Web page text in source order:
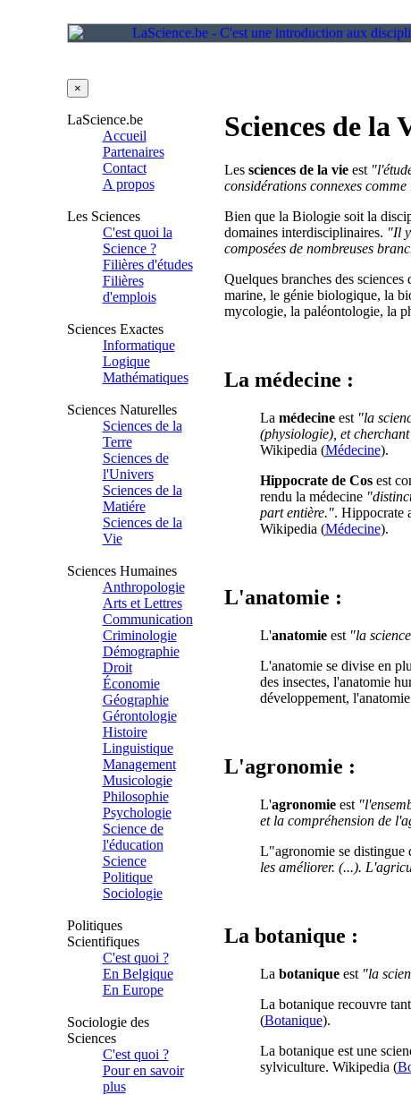
×
LaScience.be
Accueil
Partenaires
Contact
A propos
Les Sciences
C'est quoi la
Science ?
Filières d'études
Filières
d'emplois
Sciences Exactes
Informatique
Logique
Mathématiques
Sciences Naturelles
Sciences de la
Terre
Sciences de
l'Univers
Sciences de la
Matiére
Sciences de la
Vie
Sciences Humaines
Anthropologie
Arts et Lettres
Communication
Criminologie
Démographie
Droit
Économie
Géographie
Gérontologie
Histoire
Linguistique
Management
Musicologie
Philosophie
Psychologie
Science de
l'éducation
Science
Politique
Sociologie
Politiques
Scientifiques
C'est quoi ?
En Belgique
En Europe
Sociologie des
Sciences
C'est quoi ?
Pour en savoir
plus
Sciences de la
Les sciences de la vieest
considérations connexes
Bien que la Biologie soit la
domaines interdisciplinaires. "Il
composées de nombreuses
Quelques branches des
marine, le génie biologique, la
mycologie, la paléontologie, la
La médecine :
La médecineest "la
(physiologie), et
Wikipedia (Médecine).
Hippocrate de Cosest
rendu la médecine
part entière.". Hippocrate
Wikipedia (Médecine).
L'anatomie :
L'anatomieest "la
L'anatomie se divise en
des insectes, l'anatomie
développement,
L'agronomie :
L'agronomieest
et la compréhension de
L"agronomie se distingue
les améliorer. (...).
La botanique :
La botaniqueest "la
La botanique recouvre
(Botanique).
La botanique est une
sylviculture. Wikipedia (